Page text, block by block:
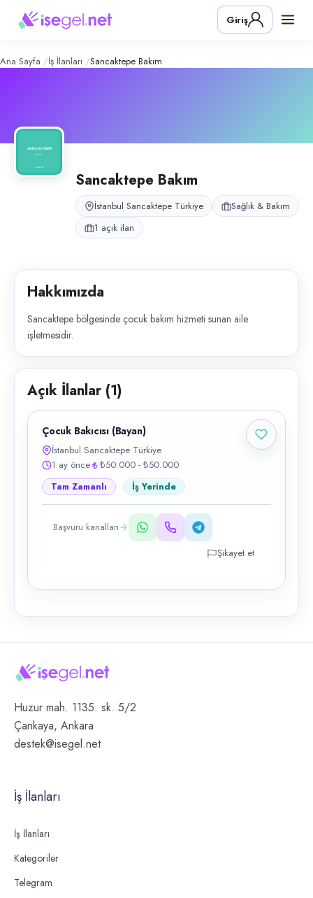
Bakım – Şirket Profili
Konum:
Sancaktepe bölgesinde çocuk bakım hizmeti sunan aile işletmesidir.
Giriş
Ana Sayfa İş İlanları Sancaktepe Bakım
Sancaktepe Bakım
İstanbul Sancaktepe Türkiye
Sağlık & Bakım
1 açık ilan
Hakkımızda
Sancaktepe bölgesinde çocuk bakım hizmeti sunan aile
işletmesidir.
Açık İlanlar (1)
Çocuk Bakıcısı (Bayan)
İstanbul Sancaktepe Türkiye
1 ay önce
₺50.000 - ₺50.000
Tam Zamanlı İş Yerinde
Başvuru kanalları
Şikayet et
Huzur mah. 1135. sk. 5/2
Çankaya, Ankara
destek@isegel.net
İş İlanları
İş İlanları
Kategoriler
Telegram